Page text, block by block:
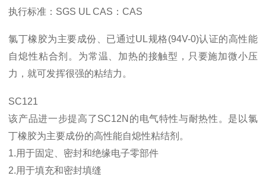
执行标准：SGS UL CAS：CAS
氯丁橡胶为主要成份、已通过UL规格(94V-0)认证的高性能
自熄性粘合剂。为常温、加热的接触型，只要施加微小压
力，就可发挥很强的粘结力。
SC121
该产品进一步提高了SC12N的电气特性与耐热性。是以氯
丁橡胶为主要成份的高性能自熄性粘结剂。
1.用于固定、密封和绝缘电子零部件
2.用于填充和密封填缝